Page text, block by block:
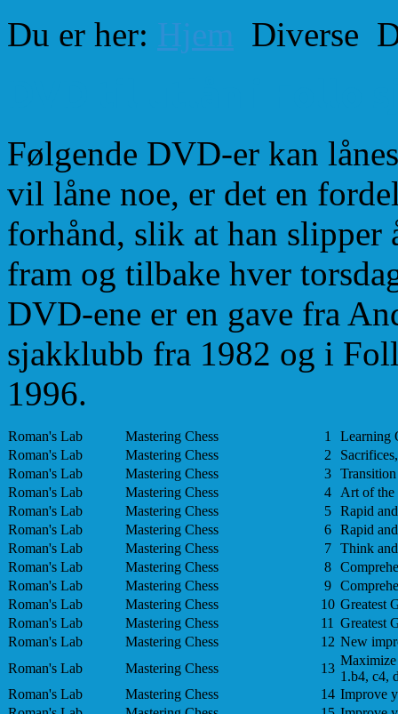
Du er her: Hjem Diverse
Følgende DVD-er kan
vil låne noe, er det en
forhånd, slik at han slipper
fram og tilbake hver
DVD-ene er en gave fra
sjakklubb fra 1982 og i
1996.
Roman's Lab Mastering Chess 1
Learning
Roman's Lab
Mastering Chess 2
Roman's Lab
Mastering Chess 3
Roman's Lab
Mastering Chess 4
Art of the
Roman's Lab
Mastering Chess 5
Rapid
Roman's Lab
Mastering Chess 6
Rapid
Roman's Lab
Mastering Chess 7
Think
Roman's Lab
Mastering Chess 8
Roman's Lab
Mastering Chess 9
Roman's Lab
Mastering Chess 10 Greatest
Roman's Lab
Mastering Chess 11 Greatest
Roman's Lab
Mastering Chess 12 New
Roman's Lab
Mastering Chess 13
Maximize
1.b4, c4,
Roman's Lab
Mastering Chess 14 Improve